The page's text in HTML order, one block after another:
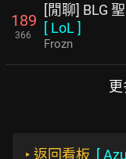
189
366
[閒聊] BLG
[ LoL ]
Frozn
‣ 返回看板 [